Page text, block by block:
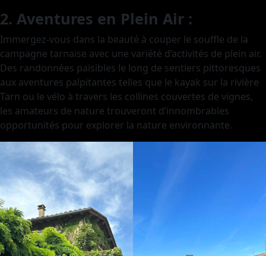
2. Aventures en Plein Air :
Immergez-vous dans la beauté à couper le souffle de la
campagne tarnaise avec une variété d’activités de plein air.
Des randonnées paisibles le long de sentiers pittoresques
aux aventures palpitantes telles que le kayak sur la rivière
Tarn ou le vélo à travers les collines couvertes de vignes,
les amateurs de nature trouveront d’innombrables
opportunités pour explorer la nature environnante.